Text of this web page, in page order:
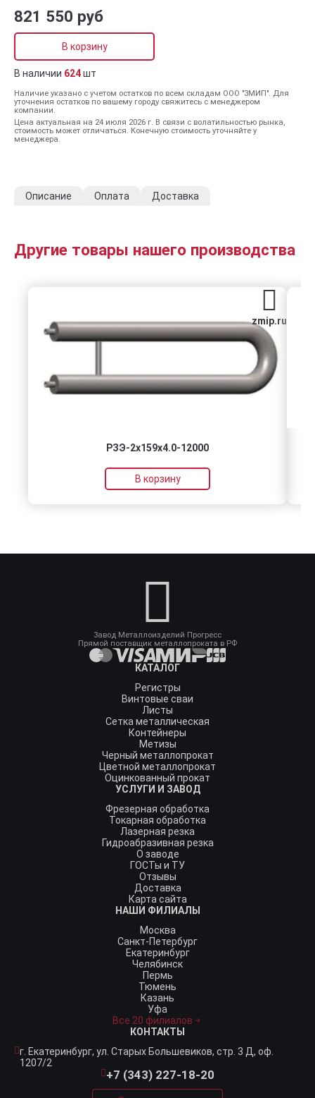
821 550 руб
В корзину
В наличии 624шт
Наличие указано с учетом остатков по всем складам ООО "ЗМИП". Для
уточнения остатков по вашему городу свяжитесь с менеджером
компании.
Цена актуальная на 24 июля 2026 г. В связи с волатильностью рынка,
стоимость может отличаться. Конечную стоимость уточняйте у
менеджера.
Описание Оплата Доставка
Другие товары нашего производства
zmip.ru
РЗЭ-2x159x4.0-12000
В корзину
Завод Металлоизделий Прогресс
Прямой поставщик металлопроката в РФ
КАТАЛОГ
Регистры
Винтовые сваи
Листы
Сетка металлическая
Контейнеры
Метизы
Черный металлопрокат
Цветной металлопрокат
Оцинкованный прокат
УСЛУГИ И ЗАВОД
Фрезерная обработка
Токарная обработка
Лазерная резка
Гидроабразивная резка
О заводе
ГОСТы и ТУ
Отзывы
Доставка
Карта сайта
НАШИ ФИЛИАЛЫ
Москва
Санкт-Петербург
Екатеринбург
Челябинск
Пермь
Тюмень
Казань
Уфа
Все 20 филиалов
КОНТАКТЫ
г. Екатеринбург, ул. Старых Большевиков, стр. 3 Д, оф.
1207/2
+7 (343) 227-18-20